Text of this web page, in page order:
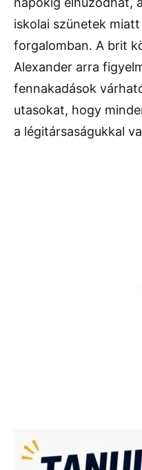
iskolai szünetek
forgalomban. A brit
Alexander arra
fennakadások
utasokat, hogy
a légitársaságukkal